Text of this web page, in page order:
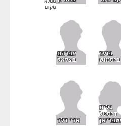
מקום
בועז
ביסמוט
אברהם
בצלאל
גלית
דיסטל
אלי דלל